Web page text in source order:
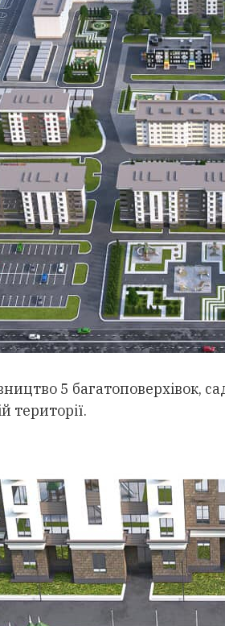
5 багатоповерхівок,
території.